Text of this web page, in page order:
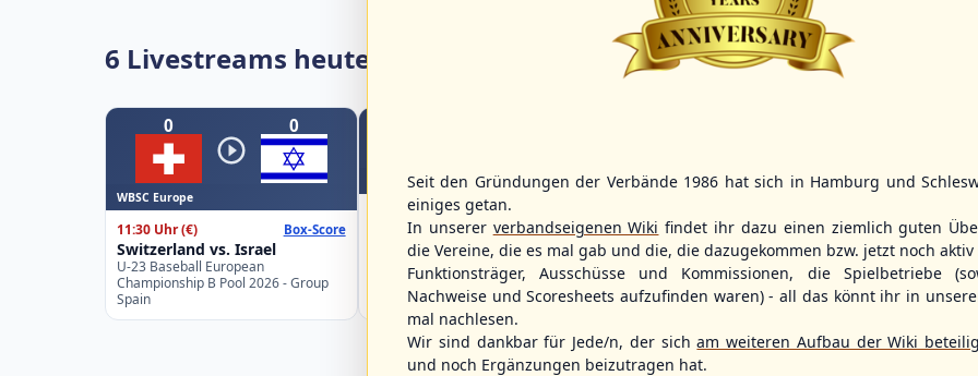
6 Livestreams heute
0 0
WBSC Europe
11:30 Uhr(€) Box-Score
Switzerland vs. Israel
U-23 Baseball European
Championship B Pool 2026 - Group
Spain
WBSC Europe
12:00 Uhr(€)
Poland vs. Sweden
U-23 Baseball European
Championship B Pool 2026 - Group
Germany
WBSC Europe
Slovakia vs. Spain
U-23 Baseball European
Championship B Pool 2026 - Group
Spain
WBSC Europe
Belgium vs.
U-23 Baseball
Championship B
Germany
Seit den Gründungen der Verbände 1986 hat sich in Hamburg und
einiges getan.
In unserer verbandseigenen Wiki findet ihr dazu einen ziemlich guten
die Vereine, die es mal gab und die, die dazugekommen bzw. jetzt noch aktiv
Funktionsträger, Ausschüsse und Kommissionen, die Spielbetriebe
Nachweise und Scoresheets aufzufinden waren) - all das könnt ihr in
mal nachlesen.
Wir sind dankbar für Jede/n, der sicham weiteren Aufbau der Wiki
und noch Ergänzungen beizutragen hat.